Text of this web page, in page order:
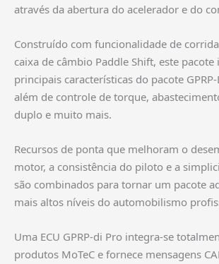
através da abertura do acelerador e do
Construído com funcionalidade de
caixa de câmbio Paddle Shift, este pacote
principais características do pacote
além de controle de torque,
duplo e muito mais.
Recursos de ponta que melhoram o
motor, a consistência do piloto e a
são combinados para tornar um pacote
mais altos níveis do automobilismo
Uma ECU GPRP-di Pro integra-se
produtos MoTeC e fornece mensagens